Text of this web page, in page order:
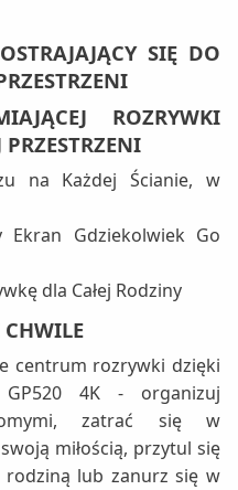
SIĘ DO
ROZRYWKI
na Każdej Ścianie, w
Ekran Gdziekolwiek Go
dla Całej Rodziny
CHWILE
centrum rozrywki dzięki
4K - organizuj
zatrać się w
miłością, przytul się
lub zanurz się w